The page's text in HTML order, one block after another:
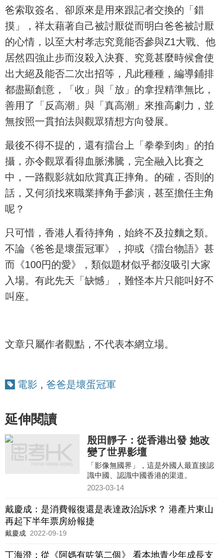
爸索取簽名、卻原來是用來跟記者交換的「錯
摸」，祥太藉著自己被討厭從而明白爸爸被討厭
的心情，以至大村孝志究竟能否參與Z1大戰、他
居然四強止步而沒殺入決賽、究竟甚麼時候會使
出大絕及能否二次出招等，凡此種種，編導鋪排
都盡顯創意，「收」與「放」的拿捏精準無比，
善用了「反高潮」與「真高潮」來推高劇力，並
無按照一貫拍法與觀眾猜想方向發展。
最後不得不提的，還有擂台上「拳拳到肉」的拍
攝，亦令觀眾看得血脈沸騰，完全融入比賽之
中，一路觀影就如欣賞真正摔角。的確，否則的
話，又何須找來職業摔角手參演，甚至擔任主角
呢？
只可惜，香港人看待摔角，始終不及拉麵之類。
不論《爸爸是壞蛋冠軍》，抑或《擂台物語》甚
而《100円的愛》，類似題材似乎都沒吸引大家
入場。有此先天「缺憾」，難怪本片只能叫好不
叫座。
文章只屬作者觀點，不代表本網立場。
電影 , 爸爸是壞蛋冠軍
延伸閱讀
殷田靜子：從香港出發 她改
變了世界影壇
「影像無國界」，這是外國人最直接認
識中國、認識中國香港的渠道。
2023-03-14
戴慶成：是消費報復還是表達政治訴求？ 港產片東山
再起下半年票房紛報捷
戴慶成 2022-09-19
丁海澄：從《阿媽有咗第二個》 看本地青少年成長支